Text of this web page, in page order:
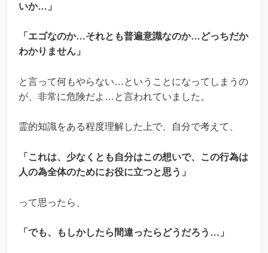
いか…」
「エゴなのか…それとも普遍意識なのか…どっちだか
わかりません」
と言って何もやらない…ということになってしまうの
が、非常に危険だよ…と言われていました。
霊的知識をある程度理解した上で、自分で考えて、
「これは、少なくとも自分はこの想いで、この行為は
人の為全体のためにお役に立つと思う」
って思ったら、
「でも、もしかしたら間違ったらどうだろう…」